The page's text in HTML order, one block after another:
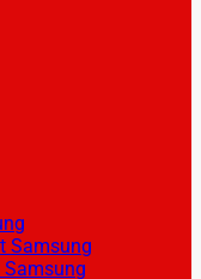
Samsung